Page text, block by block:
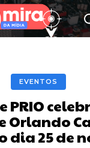
EVENTOS
PRIO
Orlando
dia 25 de